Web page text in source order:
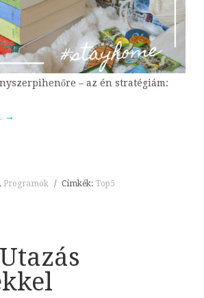
– az én stratégiám:
→
, Programok / Címkék: Top5